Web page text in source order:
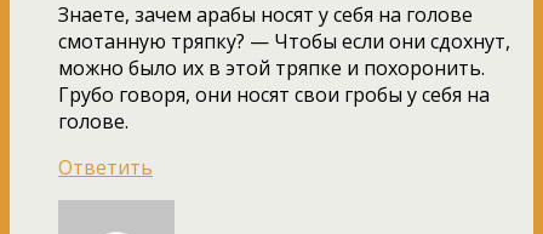
Знаете, зачем арабы носят у себя на голове
смотанную тряпку? — Чтобы если они сдохнут,
можно было их в этой тряпке и похоронить.
Грубо говоря, они носят свои гробы у себя на
голове.
Ответить